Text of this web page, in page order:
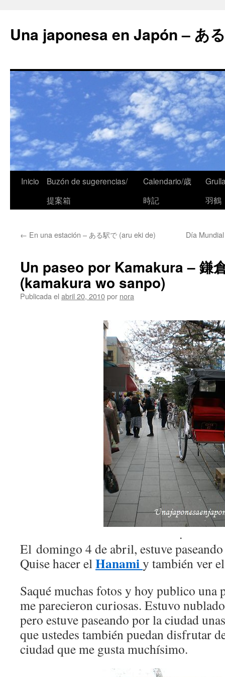
Una japonesa en Japón – あ
Inicio
Buzón de sugerencias/
提案箱
Calendario/歳
時記
羽鶴
← En una estación – ある駅で (aru eki de) Día
Un paseo por Kamakura – 鎌
(kamakura wo sanpo)
Publicada el abril 20, 2010por nora
.
El domingo 4 de abril, estuve
Quise hacer elHanamiy también ver
Saqué muchas fotos y hoy publico una
me parecieron curiosas. Estuvo
pero estuve paseando por la ciudad
que ustedes también puedan disfrutar
ciudad que me gusta muchísimo.